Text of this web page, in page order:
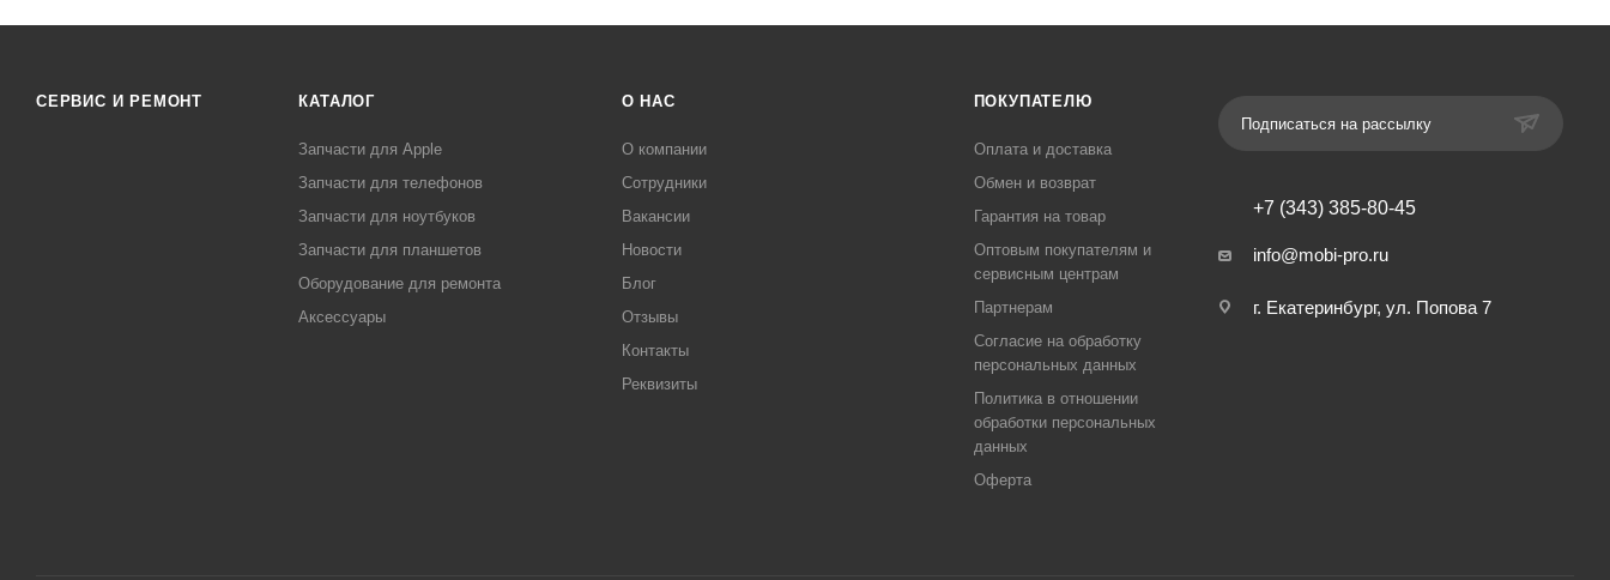
СЕРВИС И РЕМОНТ КАТАЛОГ
Запчасти для Apple
Запчасти для телефонов
Запчасти для ноутбуков
Запчасти для планшетов
Оборудование для ремонта
Аксессуары
О НАС
О компании
Сотрудники
Вакансии
Новости
Блог
Отзывы
Контакты
Реквизиты
ПОКУПАТЕЛЮ
Оплата и доставка
Обмен и возврат
Гарантия на товар
Оптовым покупателям и
сервисным центрам
Партнерам
Согласие на обработку
персональных данных
Политика в отношении
обработки персональных
данных
Оферта
Подписаться на рассылку
+7 (343) 385-80-45
info@mobi-pro.ru
г. Екатеринбург, ул. Попова 7